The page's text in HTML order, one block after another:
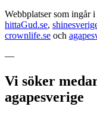
Webbplatser som ingår i
hittaGud.se,
crownlife.se och
—
Vi söker
agapesverige